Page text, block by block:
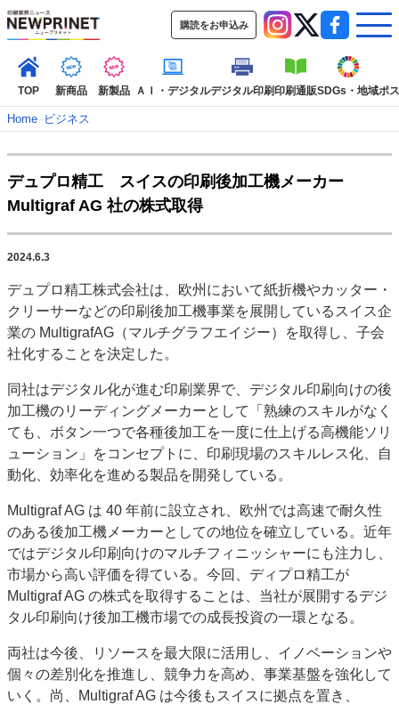
購読をお申込み
TOP 新商品 新製品 ＡＩ・デジタルデジタル印刷印刷通販SDGs・地域ポ
TOP
新着記事 特集記事
インタビュー
コレクション
SDGs・地域
ポストプレス ビジネス イベント 信用情報
業界
市場・統計
人事・移転・異動・訃報
特集記事カテゴリー一覧
2022 見える化・MIS特集
特集・デジタル印刷 アイデアで勝負！ ～多様なビジネス・多彩な商材～
JAPAN PACK 2023 特集
中古印刷機・製本機特集
2022 検査・校正特集
特集・デジタル印刷 ～ 新成長軌道を描く
案内
発刊案内
JFPI印刷用語集 印刷機材年鑑
運営
会社案内
購読・購入申し込み
サイトポリシー
お問い合わせ
Home–ビジネス
デュプロ精工 スイスの印刷後加工機メーカー
Multigraf AG 社の株式取得
2024.6.3
デュプロ精工株式会社は、欧州において紙折機やカッター・
クリーサーなどの印刷後加工機事業を展開しているスイス企
業の MultigrafAG（マルチグラフエイジー）を取得し、子会
社化することを決定した。
同社はデジタル化が進む印刷業界で、デジタル印刷向けの後
加工機のリーディングメーカーとして「熟練のスキルがなく
ても、ボタン一つで各種後加工を一度に仕上げる高機能ソリ
ューション」をコンセプトに、印刷現場のスキルレス化、自
動化、効率化を進める製品を開発している。
Multigraf AG は 40 年前に設立され、欧州では高速で耐久性
のある後加工機メーカーとしての地位を確立している。近年
ではデジタル印刷向けのマルチフィニッシャーにも注力し、
市場から高い評価を得ている。今回、ディプロ精工が
Multigraf AG の株式を取得することは、当社が展開するデジ
タル印刷向け後加工機市場での成長投資の一環となる。
両社は今後、リソースを最大限に活用し、イノベーションや
個々の差別化を推進し、競争力を高め、事業基盤を強化して
いく。尚、Multigraf AG は今後もスイスに拠点を置き、